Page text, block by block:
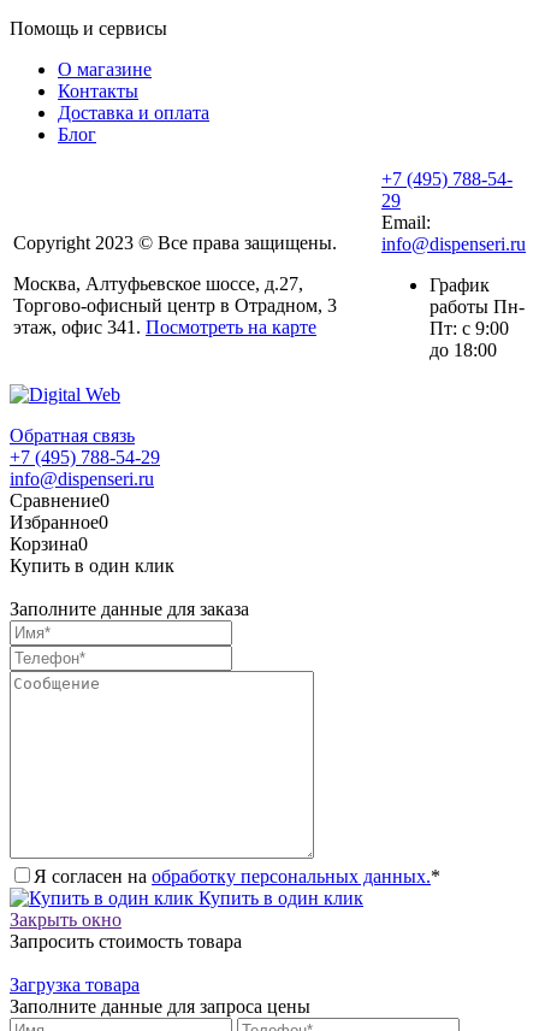
Помощь и сервисы
О магазине
Контакты
Доставка и оплата
Блог
Copyright 2023 © Все права защищены.
Москва, Алтуфьевское шоссе, д.27,
Торгово-офисный центр в Отрадном, 3
этаж, офис 341. Посмотреть на карте
+7 (495) 788-54-
29
Email:
info@dispenseri.ru
График
работы Пн-
Пт: с 9:00
до 18:00
Обратная связь
+7 (495) 788-54-29
info@dispenseri.ru
Сравнение0
Избранное0
Корзина0
Купить в один клик
Заполните данные для заказа
Я согласен на обработку персональных данных.*
Купить в один клик
Закрыть окно
Запросить стоимость товара
Загрузка товара
Заполните данные для запроса цены